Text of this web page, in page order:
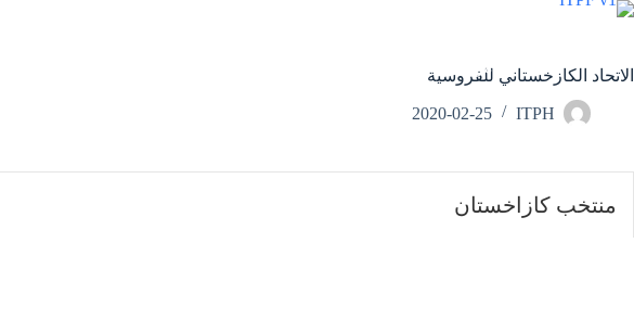
التجاوز
من نحن
الاتحاد الكازخستاني للفروسية
ITPH
2020-02-25
منتخب كازاخستان